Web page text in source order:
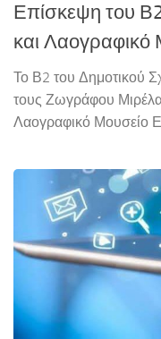
Επίσκεψη του
και Λαογραφικό
Το Β2 του Δημοτικού
τους Ζωγράφου Μιρέλα
Λαογραφικό Μουσείο